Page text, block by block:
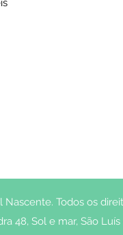
Todos os
48, Sol e mar, São